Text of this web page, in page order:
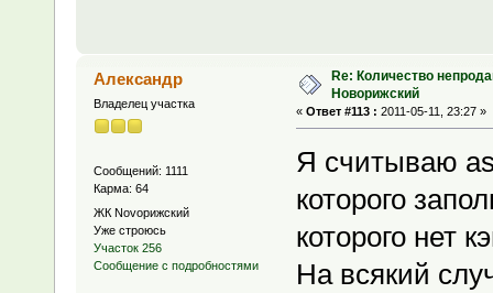
Александр
Владелец участка
Сообщений: 1111
Карма: 64
ЖК Novoрижский
Уже строюсь
Участок 256
Сообщение с подробностями
Re: Количество
Новорижский
« Ответ #113 : 2011-05-11, 23:27 »
Я считываю
которого
которого нет
На всякий